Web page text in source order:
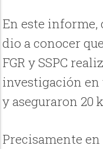
En este informe,
dio a conocer
FGR y SSPC
investigación en
y aseguraron 20
Precisamente